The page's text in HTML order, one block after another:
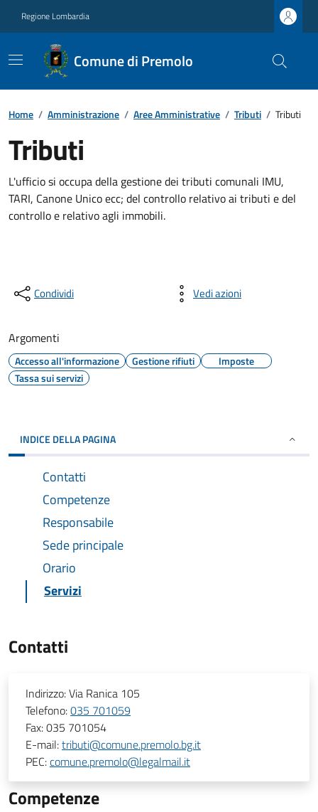
Regione Lombardia
Comune di Premolo
Home / Amministrazione / Aree Amministrative / Tributi / Tributi
Tributi
L'ufficio si occupa della gestione dei tributi comunali IMU,
TARI, Canone Unico ecc; del controllo relativo ai tributi e del
controllo e relativo agli immobili.
Condividi Vedi azioni
Argomenti
Accesso all'informazione Gestione rifiuti
Imposte
Tassa sui servizi
INDICE DELLA PAGINA
Contatti
Competenze
Responsabile
Sede principale
Orario
Servizi
Contatti
Indirizzo:Via Ranica 105
Telefono:035 701059
Fax:035 701054
E-mail:tributi@comune.premolo.bg.it
PEC:comune.premolo@legalmail.it
Competenze